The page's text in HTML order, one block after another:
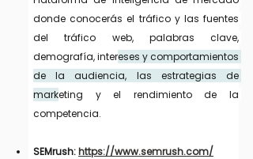
donde conocerás el tráfico y las fuentes
del tráfico web, palabras clave,
demografía, intereses y comportamientos
de la audiencia, las estrategias de
marketing y el rendimiento de la
competencia.
SEMrush: https://www.semrush.com/